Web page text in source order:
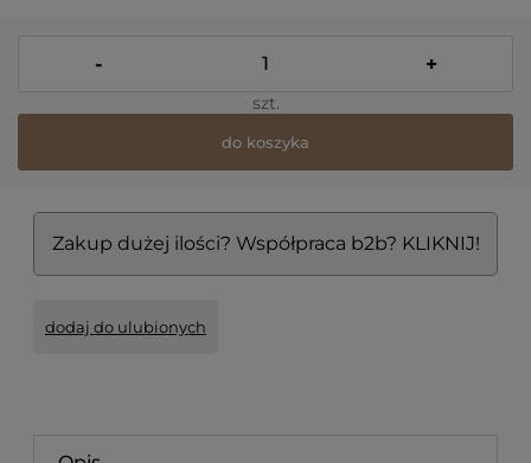
- +
szt.
do koszyka
Zakup dużej ilości? Współpraca b2b? KLIKNIJ!
dodaj do ulubionych